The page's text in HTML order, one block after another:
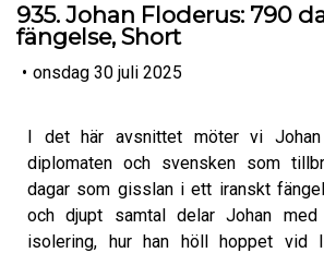
935. Johan Floderus: 790
fängelse, Short
• onsdag 30 juli 2025
I det här avsnittet möter vi
diplomaten och svensken som
dagar som gisslan i ett iranskt
och djupt samtal delar Johan
isolering, hur han höll hoppet vid